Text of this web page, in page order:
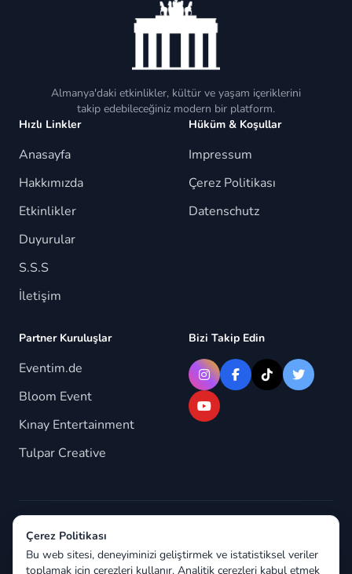
Çerez Politikası
Bu web sitesi, deneyiminizi geliştirmek ve istatistiksel veriler
toplamak için çerezleri kullanır. Analitik çerezleri kabul etmek
Almanya'daki etkinlikler, kültür ve yaşam içeriklerini
takip edebileceğiniz modern bir platform.
Hızlı Linkler
Anasayfa
Hakkımızda
Etkinlikler
Duyurular
S.S.S
İletişim
Hüküm & Koşullar
Impressum
Çerez Politikası
Datenschutz
Partner Kuruluşlar
Eventim.de
Bloom Event
Kınay Entertainment
Tulpar Creative
Bizi Takip Edin